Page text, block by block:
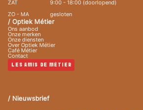
ZAT 9:00 - 18:00 (doorlopend)
ZO - MA gesloten
/ Optiek Métier
Ons aanbod
Onze merken
Onze diensten
Over Optiek Métier
Café Métier
Contact
LES AMIS DE MÉTIER
/ Nieuwsbrief